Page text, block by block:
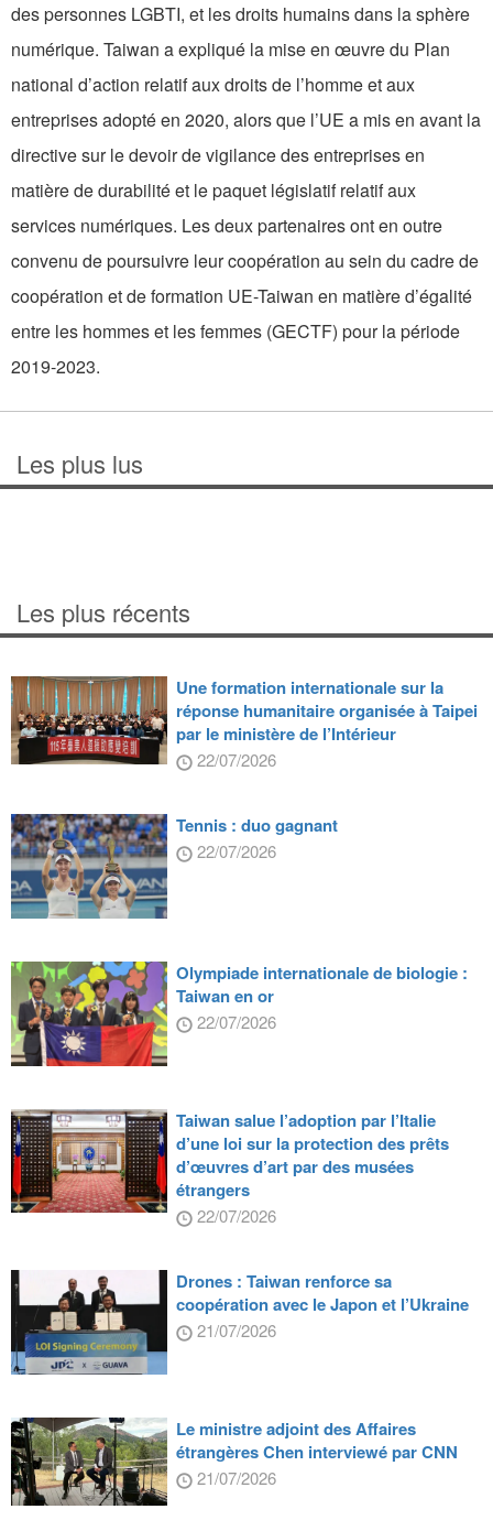
des personnes LGBTI, et les droits humains dans la sphère
numérique. Taiwan a expliqué la mise en œuvre du Plan
national d’action relatif aux droits de l’homme et aux
entreprises adopté en 2020, alors que l’UE a mis en avant la
directive sur le devoir de vigilance des entreprises en
matière de durabilité et le paquet législatif relatif aux
services numériques. Les deux partenaires ont en outre
convenu de poursuivre leur coopération au sein du cadre de
coopération et de formation UE-Taiwan en matière d’égalité
entre les hommes et les femmes (GECTF) pour la période
2019-2023.
Les plus lus
Les plus récents
Une formation internationale sur la
réponse humanitaire organisée à Taipei
par le ministère de l’Intérieur
22/07/2026
Tennis : duo gagnant
22/07/2026
Olympiade internationale de biologie :
Taiwan en or
22/07/2026
Taiwan salue l’adoption par l’Italie
d’une loi sur la protection des prêts
d’œuvres d’art par des musées
étrangers
22/07/2026
Drones : Taiwan renforce sa
coopération avec le Japon et l’Ukraine
21/07/2026
Le ministre adjoint des Affaires
étrangères Chen interviewé par CNN
21/07/2026